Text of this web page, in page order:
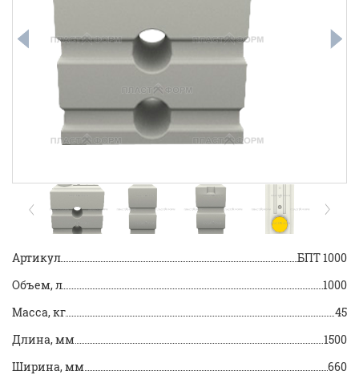
Артикул
БПТ 1000
Объем, л
1000
Масса, кг
45
Длина, мм
1500
Ширина, мм
660